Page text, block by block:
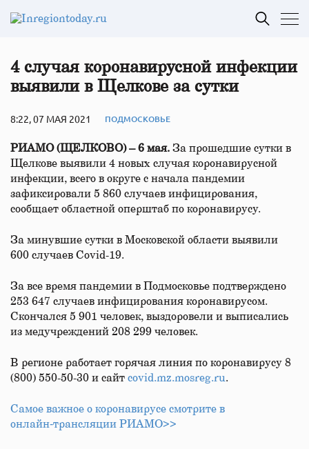
4 случая коронавирусной инфекции
выявили в Щелкове за сутки
8:22, 07 МАЯ 2021 ПОДМОСКОВЬЕ
РИАМО (ЩЕЛКОВО) – 6 мая. За прошедшие сутки в
Щелкове выявили 4 новых случая коронавирусной
инфекции, всего в округе с начала пандемии
зафиксировали 5 860 случаев инфицирования,
сообщает областной оперштаб по коронавирусу.
За минувшие сутки в Московской области выявили
600 случаев Covid-19.
За все время пандемии в Подмосковье подтверждено
253 647 случаев инфицирования коронавирусом.
Скончался 5 901 человек, выздоровели и выписались
из медучреждений 208 299 человек.
В регионе работает горячая линия по коронавирусу 8
(800) 550-50-30 и сайт covid.mz.mosreg.ru.
Самое важное о коронавирусе смотрите в
онлайн‑трансляции РИАМО>>